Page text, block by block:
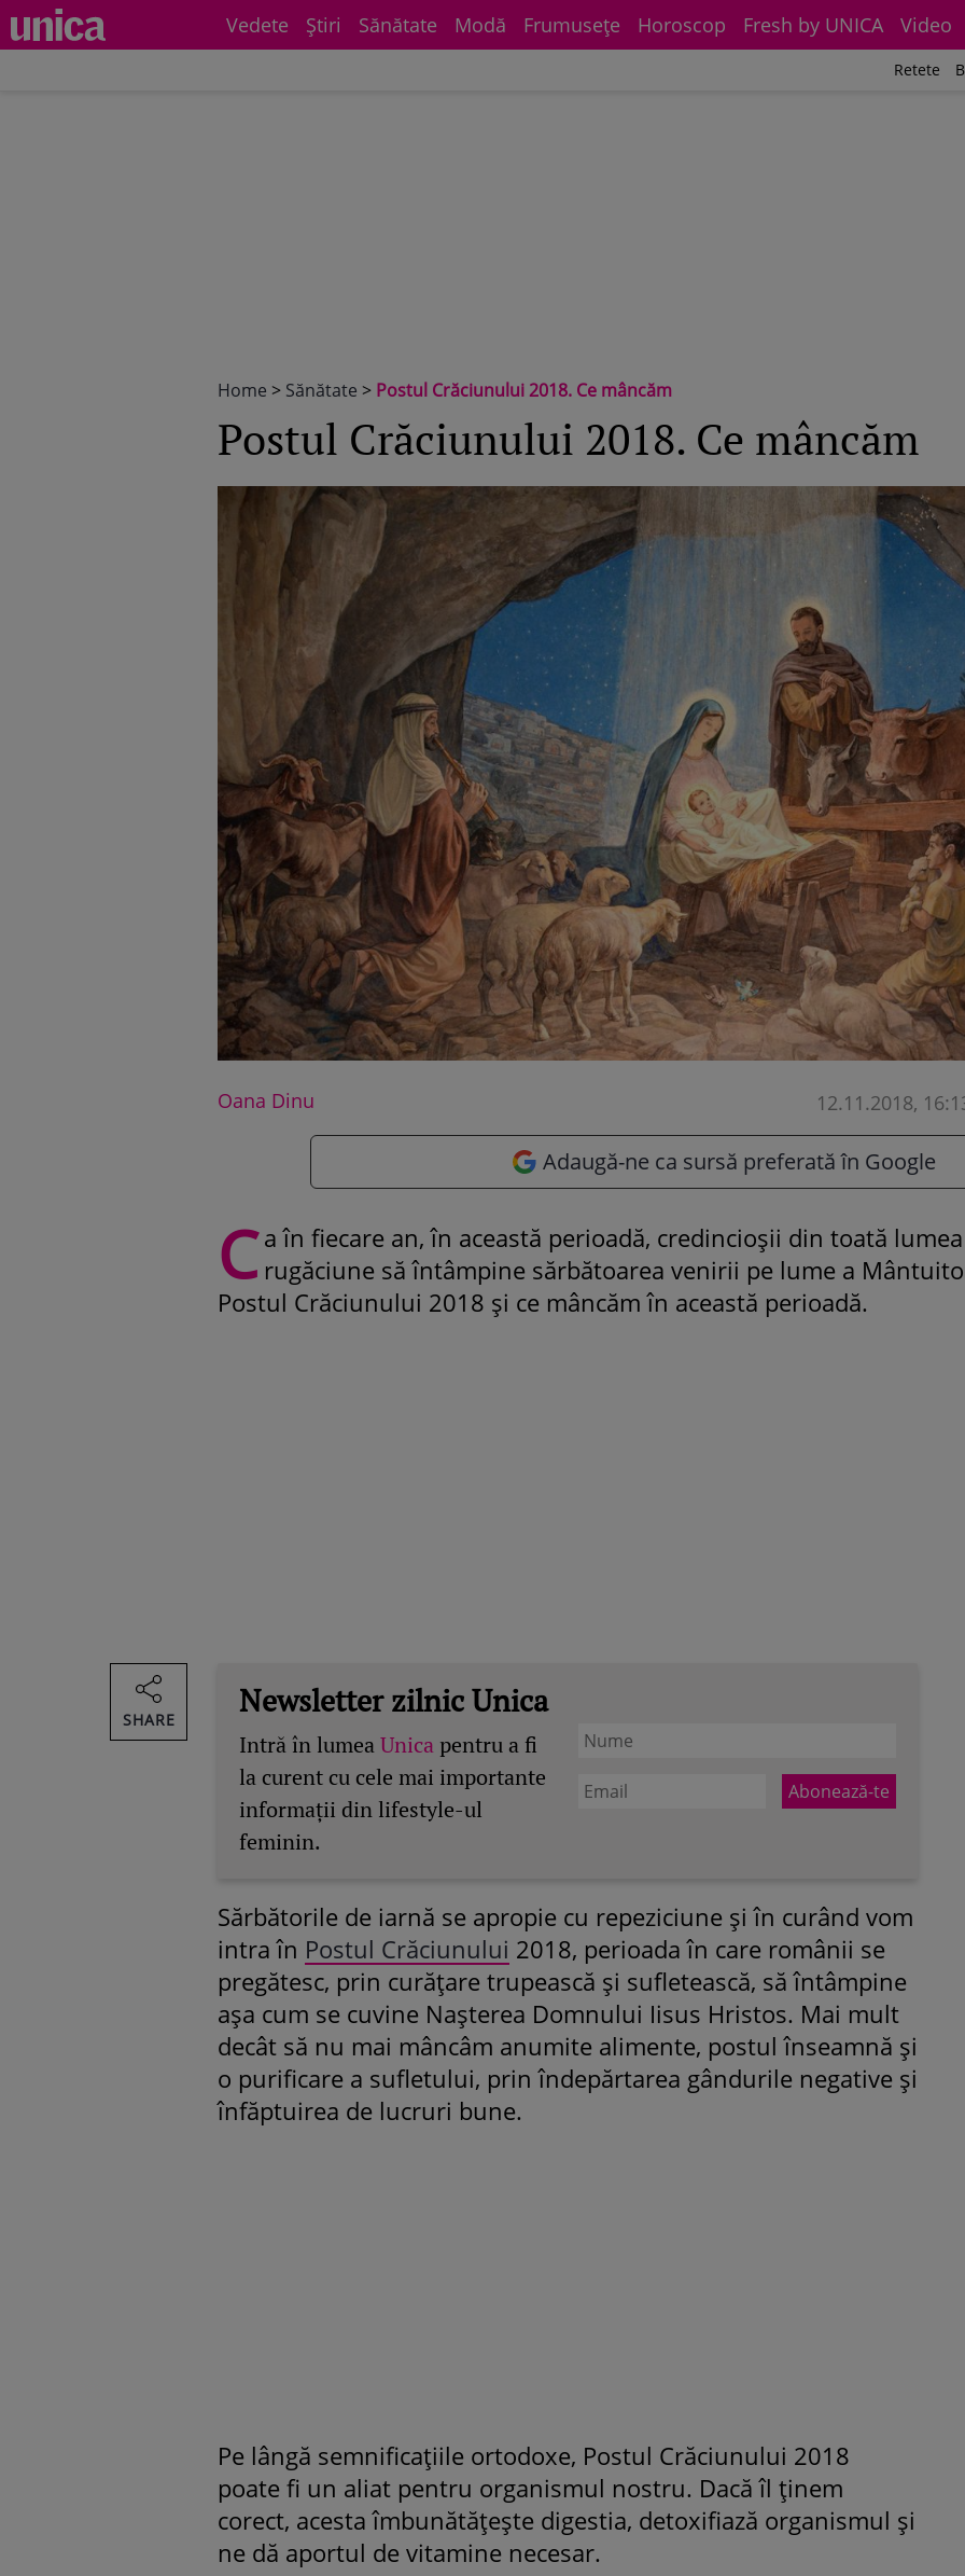
Vedete Știri Sănătate Modă Frumuseţe Horoscop Fresh by UNICA Video
Retete
Home > Sănătate > Postul Crăciunului 2018. Ce mâncăm
Postul Crăciunului 2018. Ce mâncăm
Oana Dinu 12.11.2018,
Adaugă-ne ca sursă preferată în Google
C a în fiecare an, în această perioadă, credincioșii din toată
rugăciune să întâmpine sărbătoarea venirii pe lume a
Postul Crăciunului 2018 și ce mâncăm în această perioadă.
Newsletter zilnic Unica
Intră în lumeaUnica pentru a fi
la curent cu cele mai importante
informații din lifestyle-ul
feminin.
Sărbătorile de iarnă se apropie cu repeziciune și în curând vom
intra în Postul Crăciunului 2018, perioada în care românii se
pregătesc, prin curățare trupească și sufletească, să întâmpine
așa cum se cuvine Nașterea Domnului Iisus Hristos. Mai mult
decât să nu mai mâncâm anumite alimente, postul înseamnă și
o purificare a sufletului, prin îndepărtarea gândurile negative și
înfăptuirea de lucruri bune.
Pe lângă semnificațiile ortodoxe, Postul Crăciunului 2018
poate fi un aliat pentru organismul nostru. Dacă îl ținem
corect, acesta îmbunătățește digestia, detoxifiază organismul și
ne dă aportul de vitamine necesar.
SHARE
ROMÂNEŞTI VEDETE
Fiica Iuliei Albu și a lui Mihai